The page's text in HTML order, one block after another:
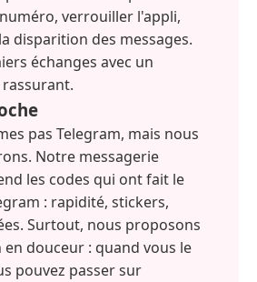
verrouiller l'appli,
disparition des messages.
échanges avec un
pas Telegram, mais nous
Notre messagerie
les codes qui ont fait le
: rapidité, stickers,
Surtout, nous proposons
douceur : quand vous le
pouvez passer sur